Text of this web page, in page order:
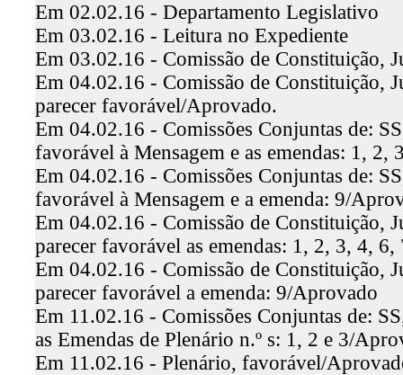
Em 02.02.16 - Departamento Legislativo
Em 03.02.16 - Leitura no Expediente
Em 03.02.16 - Comissão de Constituição,
Em 04.02.16 - Comissão de Constituição,
parecer favorável/Aprovado.
Em 04.02.16 - Comissões Conjuntas de:
favorável à Mensagem e as emendas: 1,
Em 04.02.16 - Comissões Conjuntas de:
favorável à Mensagem e a emenda: 9/
Em 04.02.16 - Comissão de Constituição,
parecer favorável as emendas: 1, 2, 3, 4,
Em 04.02.16 - Comissão de Constituição,
parecer favorável a emenda: 9/Aprovado
Em 11.02.16 - Comissões Conjuntas de:
as Emendas de Plenário n.º s: 1, 2 e 3/
Em 11.02.16 - Plenário, favorável/